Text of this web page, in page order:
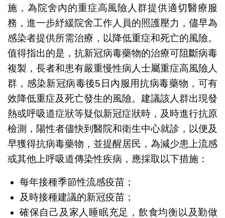
施，為院舍內的重症高風險人群提供適切醫療服
務，進一步紓緩院舍工作人員的照護壓力，儘早為
感染者提供所需治療，以降低重症和死亡的風險。
值得指出的是，抗新冠病毒藥物的治療可阻斷病毒
複製，長者和患有嚴重慢性病人士屬重症高風險人
群，感染新冠病毒後5日內服用抗病毒藥物，可有
效降低重症及死亡發生的風險。建議該人群出現發
熱或呼吸道症狀等疑似新冠症狀時，及時進行抗原
檢測，陽性者儘快到醫院和衛生中心就診，以便及
早獲得抗病毒藥物，並提醒居民，為減少患上流感
或其他上呼吸道傳染性疾病，應採取以下措施：
每年接種季節性流感疫苗；
及時接種建議的新冠疫苗；
確保自己及家人睡眠充足，飲食均衡以及勤做